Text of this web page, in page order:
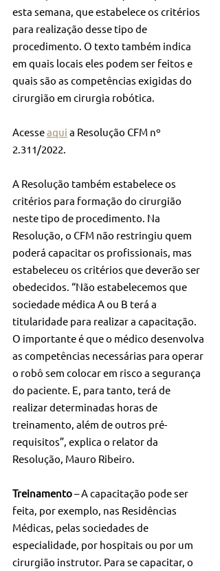
esta semana, que estabelece os critérios
para realização desse tipo de
procedimento. O texto também indica
em quais locais eles podem ser feitos e
quais são as competências exigidas do
cirurgião em cirurgia robótica.
Acesse aqui a Resolução CFM nº
2.311/2022.
A Resolução também estabelece os
critérios para formação do cirurgião
neste tipo de procedimento. Na
Resolução, o CFM não restringiu quem
poderá capacitar os profissionais, mas
estabeleceu os critérios que deverão ser
obedecidos. “Não estabelecemos que
sociedade médica A ou B terá a
titularidade para realizar a capacitação.
O importante é que o médico desenvolva
as competências necessárias para operar
o robô sem colocar em risco a segurança
do paciente. E, para tanto, terá de
realizar determinadas horas de
treinamento, além de outros pré-
requisitos”, explica o relator da
Resolução, Mauro Ribeiro.
Treinamento – A capacitação pode ser
feita, por exemplo, nas Residências
Médicas, pelas sociedades de
especialidade, por hospitais ou por um
cirurgião instrutor. Para se capacitar, o